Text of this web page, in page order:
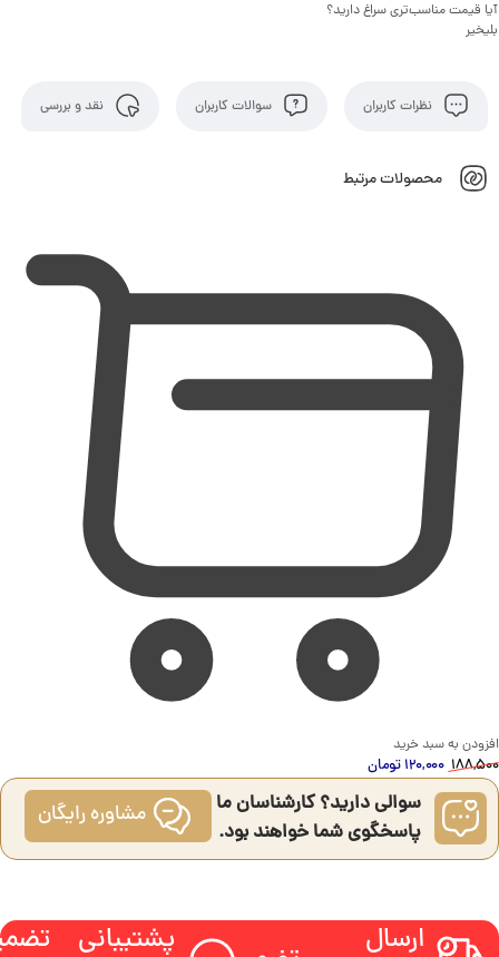
آیا قیمت مناسب‌تری سراغ دارید؟
بلیخیر
نظرات کاربران سوالات کاربران نقد و بررسی
محصولات مرتبط
افزودن به سبد خرید
188,500
120,000 تومان
سوالی دارید؟ کارشناسان ما
پاسخگوی شما خواهند بود.
مشاوره رایگان
ارسال
پشتیبانی